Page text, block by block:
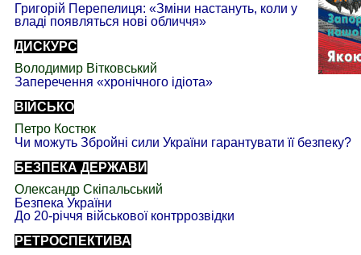
Григорій Перепелиця: «Зміни настануть, коли у
владі появляться нові обличчя»
ДИСКУРС
Володимир Вітковський
Заперечення «хронічного ідіота»
ВІЙСЬКО
Петро Костюк
Чи можуть Збройні сили України гарантувати її безпеку?
БЕЗПЕКА ДЕРЖАВИ
Олександр Скіпальський
Безпека України
До 20-річчя військової контррозвідки
РЕТРОСПЕКТИВА